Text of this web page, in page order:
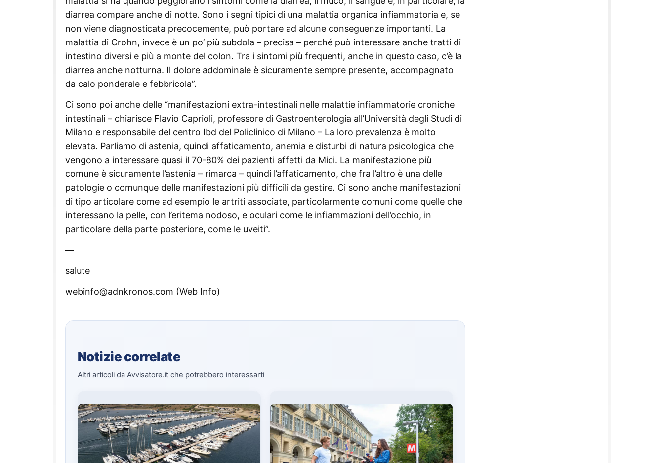
diarrea compare anche di notte. Sono i segni tipici di una malattia organica infiammatoria e, se
non viene diagnosticata precocemente, può portare ad alcune conseguenze importanti. La
malattia di Crohn, invece è un po’ più subdola – precisa – perché può interessare anche tratti di
intestino diversi e più a monte del colon. Tra i sintomi più frequenti, anche in questo caso, c’è la
diarrea anche notturna. Il dolore addominale è sicuramente sempre presente, accompagnato
da calo ponderale e febbricola”.
Ci sono poi anche delle “manifestazioni extra-intestinali nelle malattie infiammatorie croniche
intestinali – chiarisce Flavio Caprioli, professore di Gastroenterologia all’Università degli Studi di
Milano e responsabile del centro Ibd del Policlinico di Milano – La loro prevalenza è molto
elevata. Parliamo di astenia, quindi affaticamento, anemia e disturbi di natura psicologica che
vengono a interessare quasi il 70-80% dei pazienti affetti da Mici. La manifestazione più
comune è sicuramente l’astenia – rimarca – quindi l’affaticamento, che fra l’altro è una delle
patologie o comunque delle manifestazioni più difficili da gestire. Ci sono anche manifestazioni
di tipo articolare come ad esempio le artriti associate, particolarmente comuni come quelle che
interessano la pelle, con l’eritema nodoso, e oculari come le infiammazioni dell’occhio, in
particolare della parte posteriore, come le uveiti”.
—
salute
webinfo@adnkronos.com (Web Info)
Notizie correlate
Altri articoli da Avvisatore.it che potrebbero interessarti